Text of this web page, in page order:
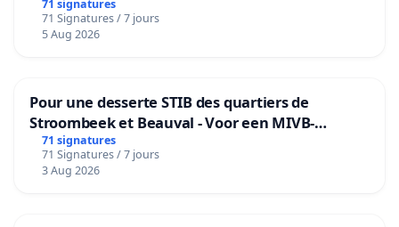
71 signatures
71 Signatures / 7 jours
5 Aug 2026
Pour une desserte STIB des quartiers de
Stroombeek et Beauval - Voor een MIVB-
bediening van de wijken Strombeek en Het
Voor
71 signatures
71 Signatures / 7 jours
3 Aug 2026